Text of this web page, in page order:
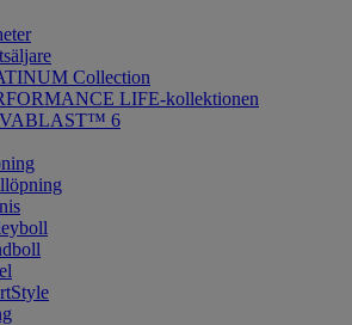
Collection
LIFE-kollektionen
6